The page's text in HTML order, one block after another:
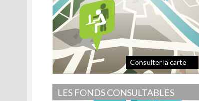
Consulter la carte
LES FONDS CONSULTABLES